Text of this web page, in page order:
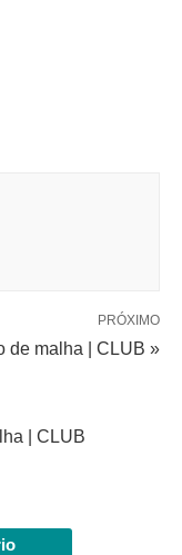
PRÓXIMO
de malha | CLUB »
| CLUB